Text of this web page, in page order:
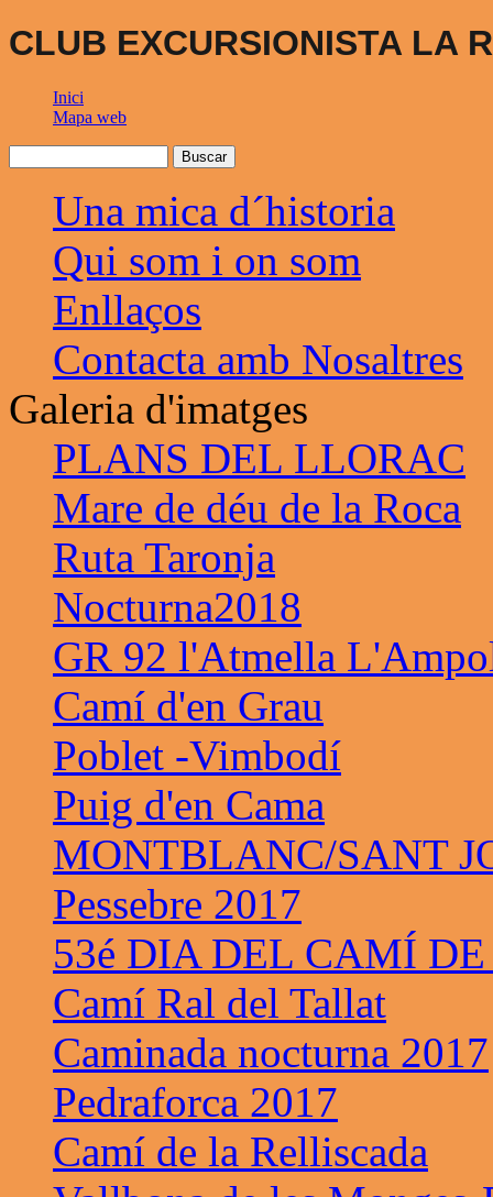
CLUB EXCURSIONISTA LA
Inici
Mapa web
Una mica d´historia
Qui som i on som
Enllaços
Contacta amb Nosaltres
Galeria d'imatges
PLANS DEL LLORAC
Mare de déu de la Roca
Ruta Taronja
Nocturna2018
GR 92 l'Atmella
Camí d'en Grau
Poblet -Vimbodí
Puig d'en Cama
MONTBLANC/SANT
Pessebre 2017
53é DIA DEL CAMÍ
Camí Ral del Tallat
Caminada nocturna 2017
Pedraforca 2017
Camí de la Relliscada